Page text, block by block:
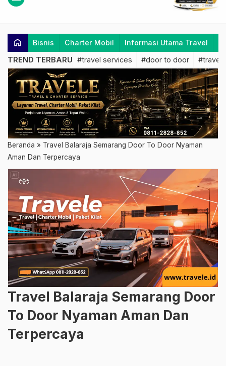
home Bisnis Charter Mobil Informasi Utama Travel
TREND TERBARU #travel services #door to door #travel
Beranda » Travel Balaraja Semarang Door To Door Nyaman
Aman Dan Terpercaya
Travel Balaraja Semarang Door
To Door Nyaman Aman Dan
Terpercaya